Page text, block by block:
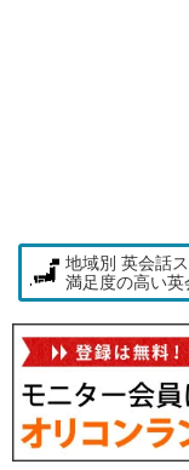
地域別 英会話
満足度の高い英